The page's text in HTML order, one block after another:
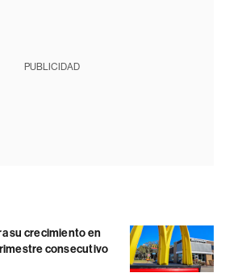
PUBLICIDAD
su crecimiento en
consecutivo